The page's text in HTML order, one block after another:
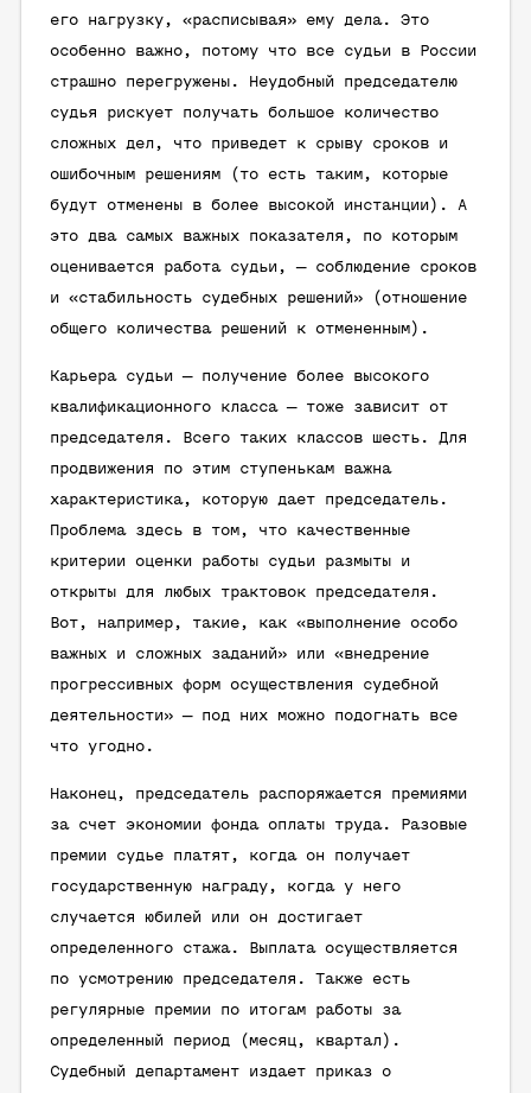
его нагрузку, «расписывая» ему дела. Это
особенно важно, потому что все судьи в России
страшно перегружены. Неудобный председателю
судья рискует получать большое количество
сложных дел, что приведет к срыву сроков и
ошибочным решениям (то есть таким, которые
будут отменены в более высокой инстанции). А
это два самых важных показателя, по которым
оценивается работа судьи, — соблюдение сроков
и «стабильность судебных решений» (отношение
общего количества решений к отмененным).
Карьера судьи — получение более высокого
квалификационного класса — тоже зависит от
председателя. Всего таких классов шесть. Для
продвижения по этим ступенькам важна
характеристика, которую дает председатель.
Проблема здесь в том, что качественные
критерии оценки работы судьи размыты и
открыты для любых трактовок председателя.
Вот, например, такие, как «выполнение особо
важных и сложных заданий» или «внедрение
прогрессивных форм осуществления судебной
деятельности» — под них можно подогнать все
что угодно.
Наконец, председатель распоряжается премиями
за счет экономии фонда оплаты труда. Разовые
премии судье платят, когда он получает
государственную награду, когда у него
случается юбилей или он достигает
определенного стажа. Выплата осуществляется
по усмотрению председателя. Также есть
регулярные премии по итогам работы за
определенный период (месяц, квартал).
Судебный департамент издает приказ о